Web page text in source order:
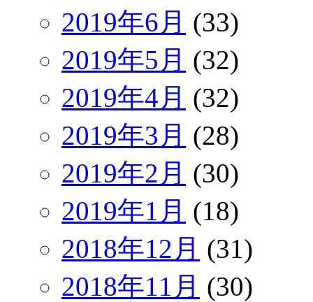
2019年6月 (33)
2019年5月 (32)
2019年4月 (32)
2019年3月 (28)
2019年2月 (30)
2019年1月 (18)
2018年12月 (31)
2018年11月 (30)